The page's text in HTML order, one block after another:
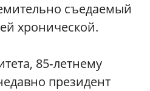
съедаемый
хронической.
85‑летнему
президент